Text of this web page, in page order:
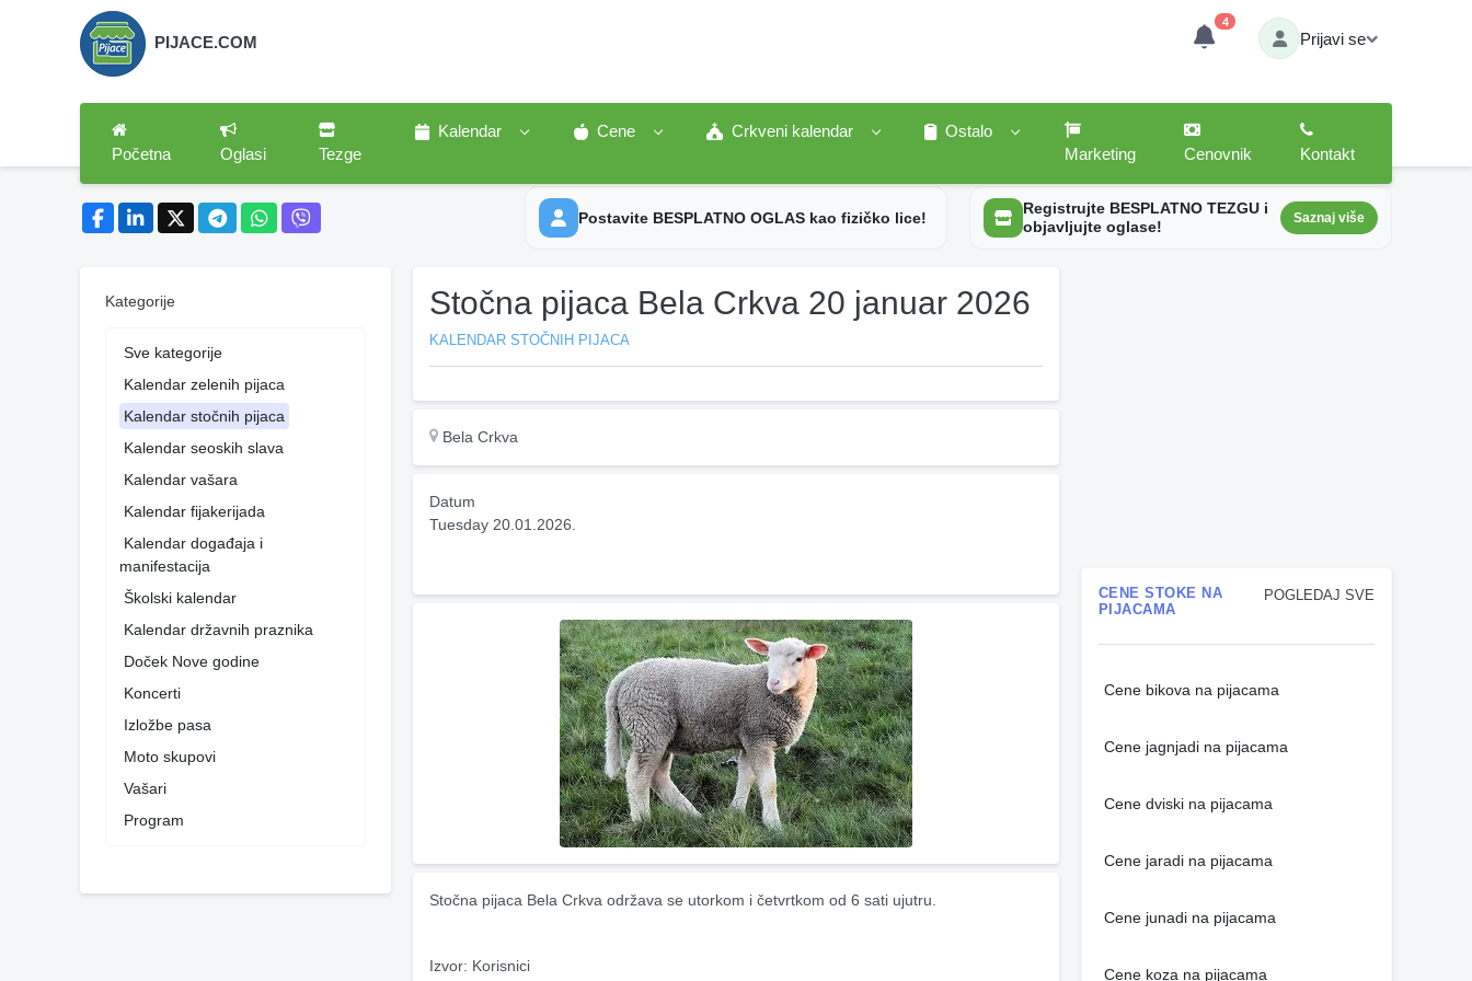
PIJACE.COM
4
Prijavi se
Početna Oglasi Tezge
Kalendar Cene Crkveni kalendar
Ostalo
Marketing
Cenovnik Kontakt
Postavite BESPLATNO OGLAS kao fizičko lice!
Registrujte BESPLATNO TEZGU i
objavljujte oglase!
Saznaj više
Kategorije
Sve kategorije
Kalendar zelenih pijaca
Kalendar stočnih pijaca
Kalendar seoskih slava
Kalendar vašara
Kalendar fijakerijada
Kalendar događaja i
manifestacija
Školski kalendar
Kalendar državnih praznika
Doček Nove godine
Koncerti
Izložbe pasa
Moto skupovi
Vašari
Program
Stočna pijaca Bela Crkva 20 januar 2026
KALENDAR STOČNIH PIJACA
Bela Crkva
Datum
Tuesday 20.01.2026.
Stočna pijaca Bela Crkva održava se utorkom i četvrtkom od 6 sati ujutru.
Izvor: Korisnici
POGLEDAJ SVE
CENE STOKE NA
PIJACAMA
Cene bikova na pijacama
Cene jagnjadi na pijacama
Cene dviski na pijacama
Cene jaradi na pijacama
Cene junadi na pijacama
Cene koza na pijacama